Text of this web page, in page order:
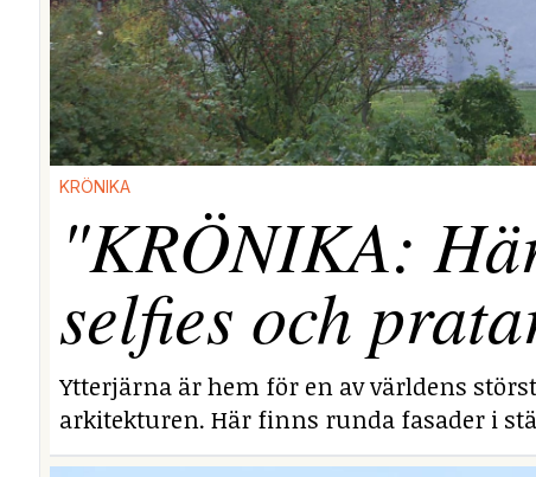
KRÖNIKA
"KRÖNIKA:
selfies och
Ytterjärna är hem för en av världens
arkitekturen. Här finns runda fasader i